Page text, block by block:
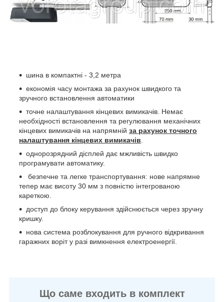
шина в компактні - 3,2 метра
економія часу монтажа за рахунок швидкого та
зручного встановлення автоматики
точне налаштування кінцевих вимикачів. Немає
необхідності встановлення та регулювання механічних
кінцевих вимикачів на напрямній за рахунок точного
налаштування кінцевих вимикачів
однорозрядний дісплей дає мжливість швидко
програмувати автоматику.
безпечне та легке транспортування: нове напрямне
тепер має висоту 30 мм з повністю інтегрованою
кареткою.
доступ до блоку керування здійснюється через зручну
кришку.
нова система розблокування для ручного відкривання
гаражних воріт у разі вимкнення електроенергії.
Що саме входить в комплект